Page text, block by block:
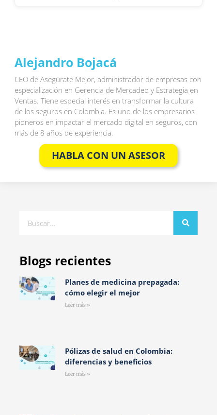
Alejandro Bojacá
CEO de Asegúrate Mejor, administrador de empresas con
especialización en Gerencia de Mercadeo y Estrategia en
Ventas. Tiene especial interés en transformar la cultura
de los seguros en Colombia. Es uno de los empresarios
pioneros en impactar el mercado digital en seguros, con
más de 8 años de experiencia.
HABLA CON UN ASESOR
Blogs recientes
Planes de medicina prepagada:
cómo elegir el mejor
Leer más »
Pólizas de salud en Colombia:
diferencias y beneficios
Leer más »